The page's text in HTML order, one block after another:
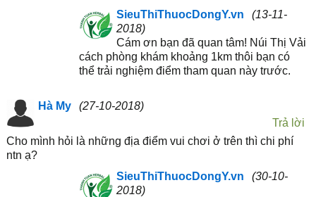
SieuThiThuocDongY.vn
(13-11-
2018)
Cám ơn bạn đã quan tâm! Núi Thị Vải
cách phòng khám khoảng 1km thôi bạn có
thể trải nghiệm điểm tham quan này trước.
Hà My
(27-10-2018)
Trả lời
Cho mình hỏi là những địa điểm vui chơi ở trên thì chi phí
ntn ạ?
SieuThiThuocDongY.vn
(30-10-
2018)